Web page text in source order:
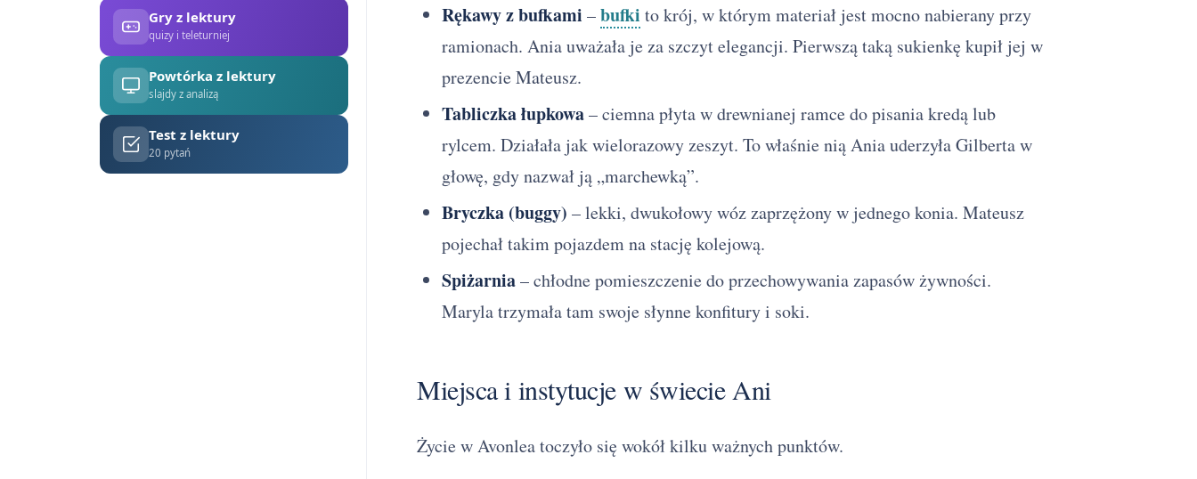
Gry z lektury
quizy i teleturniej
Powtórka z lektury
slajdy z analizą
Test z lektury
20 pytań
Rękawy z bufkami –bufki to krój, w którym materiał jest mocno nabierany przy
ramionach. Ania uważała je za szczyt elegancji. Pierwszą taką sukienkę kupił jej w
prezencie Mateusz.
Tabliczka łupkowa– ciemna płyta w drewnianej ramce do pisania kredą lub
rylcem. Działała jak wielorazowy zeszyt. To właśnie nią Ania uderzyła Gilberta w
głowę, gdy nazwał ją „marchewką”.
Bryczka (buggy) – lekki, dwukołowy wóz zaprzężony w jednego konia. Mateusz
pojechał takim pojazdem na stację kolejową.
Spiżarnia– chłodne pomieszczenie do przechowywania zapasów żywności.
Maryla trzymała tam swoje słynne konfitury i soki.
Miejsca i instytucje w świecie Ani
Życie w Avonlea toczyło się wokół kilku ważnych punktów.